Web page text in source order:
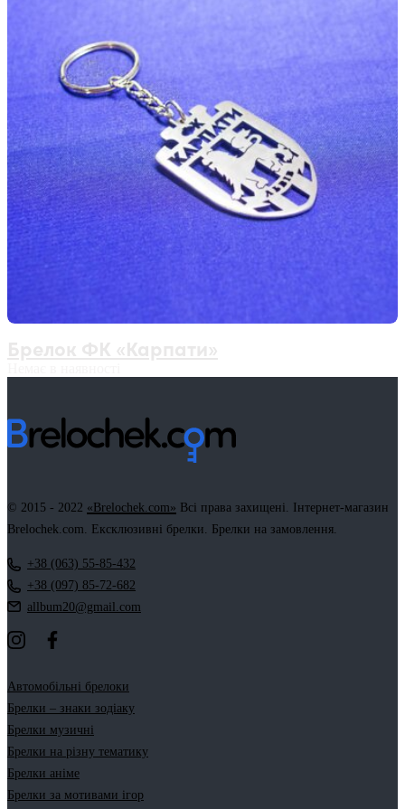
© 2015 - 2022 «Brelochek.com» Всі права захищені. Інтернет-магазин
Brelochek.com. Ексклюзивні брелки. Брелки на замовлення.
+38 (063) 55-85-432
+38 (097) 85-72-682
allbum20@gmail.com
Автомобільні брелоки
Брелки – знаки зодіаку
Брелки музичні
Брелки на різну тематику
Брелки аніме
Брелки за мотивами ігор